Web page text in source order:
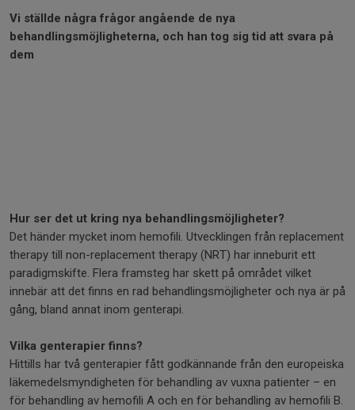
Vi ställde några frågor angående de nya
behandlingsmöjligheterna, och han tog sig tid att svara på
dem
Hur ser det ut kring nya behandlingsmöjligheter?
Det händer mycket inom hemofili. Utvecklingen från replacement
therapy till non-replacement therapy (NRT) har inneburit ett
paradigmskifte. Flera framsteg har skett på området vilket
innebär att det finns en rad behandlingsmöjligheter och nya är på
gång, bland annat inom genterapi.
Vilka genterapier finns?
Hittills har två genterapier fått godkännande från den europeiska
läkemedelsmyndigheten för behandling av vuxna patienter – en
för behandling av hemofili A och en för behandling av hemofili B.